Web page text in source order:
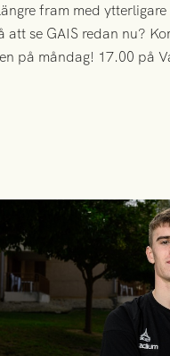
fram med
att se GAIS redan nu?
på måndag! 17.00 på